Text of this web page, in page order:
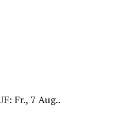
: Fr., 7 Aug..